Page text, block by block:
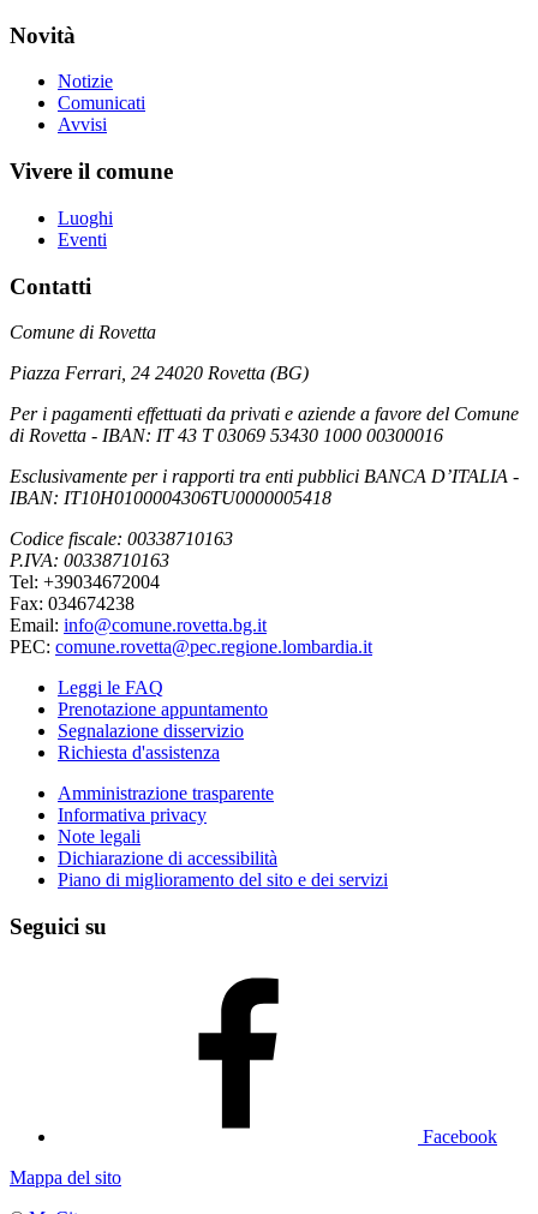
Novità
Notizie
Comunicati
Avvisi
Vivere il comune
Luoghi
Eventi
Contatti
Comune di Rovetta
Piazza Ferrari, 24 24020 Rovetta (BG)
Per i pagamenti effettuati da privati e aziende a favore del Comune
di Rovetta - IBAN: IT 43 T 03069 53430 1000 00300016
Esclusivamente per i rapporti tra enti pubblici BANCA D’ITALIA -
IBAN: IT10H0100004306TU0000005418
Codice fiscale: 00338710163
P.IVA: 00338710163
Tel: +39034672004
Fax: 034674238
Email: info@comune.rovetta.bg.it
PEC: comune.rovetta@pec.regione.lombardia.it
Leggi le FAQ
Prenotazione appuntamento
Segnalazione disservizio
Richiesta d'assistenza
Amministrazione trasparente
Informativa privacy
Note legali
Dichiarazione di accessibilità
Piano di miglioramento del sito e dei servizi
Seguici su
Facebook
Mappa del sito